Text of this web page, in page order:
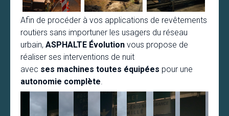
Afin de procéder à vos applications de revêtements
routiers sans importuner les usagers du réseau
urbain, ASPHALTE Évolution vous propose de
réaliser ses interventions de nuit
avec ses machines toutes équipées pour une
autonomie complète.